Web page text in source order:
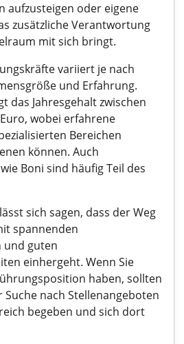
aufzusteigen oder eigene
zusätzliche Verantwortung
mit sich bringt.
variiert je nach
und Erfahrung.
das Jahresgehalt zwischen
wobei erfahrene
Bereichen
können. Auch
Boni sind häufig Teil des
sich sagen, dass der Weg
spannenden
und guten
einhergeht. Wenn Sie
haben, sollten
Suche nach Stellenangeboten
begeben und sich dort